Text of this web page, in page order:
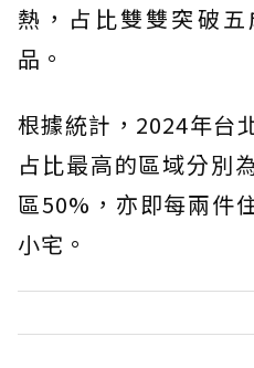
熱，占比雙雙突破五
品。
根據統計，2024年台
占比最高的區域分別
區50%，亦即每兩件
小宅。